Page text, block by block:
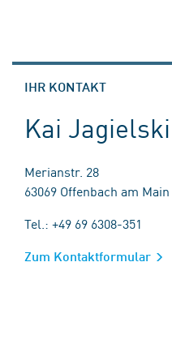
IHR KONTAKT
Kai Jagielski
Merianstr. 28
63069 Offenbach am Main
Tel.: +49 69 6308-351
Zum Kontaktformular